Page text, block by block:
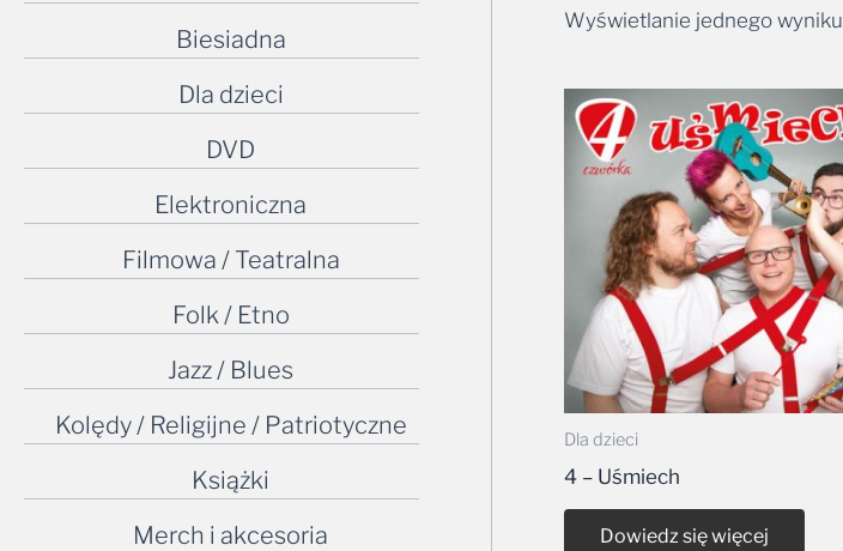
Biesiadna
Dla dzieci
DVD
Elektroniczna
Filmowa / Teatralna
Folk / Etno
Jazz / Blues
Kolędy / Religijne / Patriotyczne
Książki
Merch i akcesoria
Wyświetlanie jednego wyniku
Dla dzieci
4 – Uśmiech
Dowiedz się więcej